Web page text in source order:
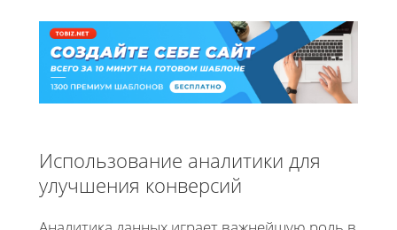
Использование аналитики для
улучшения конверсий